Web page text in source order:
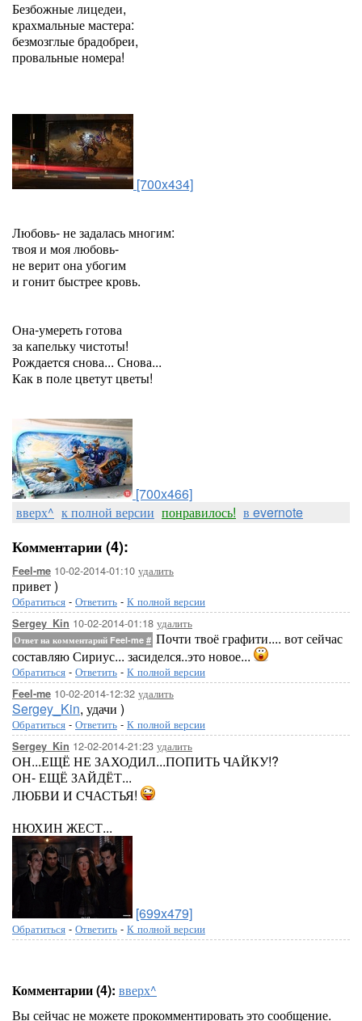
Безбожные лицедеи,
крахмальные мастера:
безмозглые брадобреи,
провальные номера!
[700x434]
Любовь- не задалась многим:
твоя и моя любовь-
не верит она убогим
и гонит быстрее кровь.
Она-умереть готова
за капельку чистоты!
Рождается снова... Снова...
Как в поле цветут цветы!
[700x466]
вверх^ к полной версии понравилось! в evernote
Комментарии (4):
Feel-me 10-02-2014-01:10 удалить
привет )
Обратиться - Ответить - К полной версии
Sergey_Kin 10-02-2014-01:18 удалить
Ответ на комментарий Feel-me # Почти твоё графити.... вот сейчас
составляю Сириус... засиделся..это новое...
Обратиться - Ответить - К полной версии
Feel-me 10-02-2014-12:32 удалить
Sergey_Kin, удачи )
Обратиться - Ответить - К полной версии
Sergey_Kin 12-02-2014-21:23 удалить
ОН...ЕЩЁ НЕ ЗАХОДИЛ...ПОПИТЬ ЧАЙКУ!?
ОН- ЕЩЁ ЗАЙДЁТ...
ЛЮБВИ И СЧАСТЬЯ!
НЮХИН ЖЕСТ...
[699x479]
Обратиться - Ответить - К полной версии
Комментарии (4): вверх^
Вы сейчас не можете прокомментировать это сообщение.